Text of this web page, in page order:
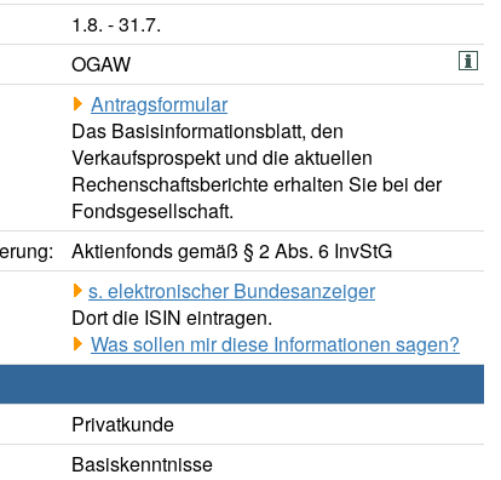
1.8. - 31.7.
OGAW
Antragsformular
Das Basisinformationsblatt, den
Verkaufsprospekt und die aktuellen
Rechenschaftsberichte erhalten Sie bei der
Fondsgesellschaft.
Aktienfonds gemäß § 2 Abs. 6 InvStG
s. elektronischer Bundesanzeiger
Dort die ISIN eintragen.
Was sollen mir diese Informationen sagen?
Privatkunde
Basiskenntnisse